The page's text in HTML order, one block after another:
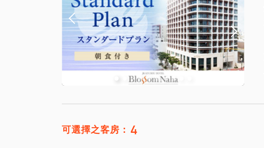
可選擇之客房： 4